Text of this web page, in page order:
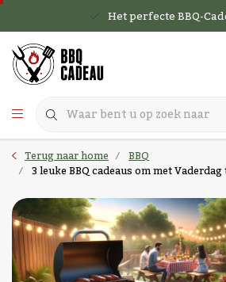
Het perfecte BBQ-
Terug naar home BBQ
3 leuke BBQ cadeaus om met